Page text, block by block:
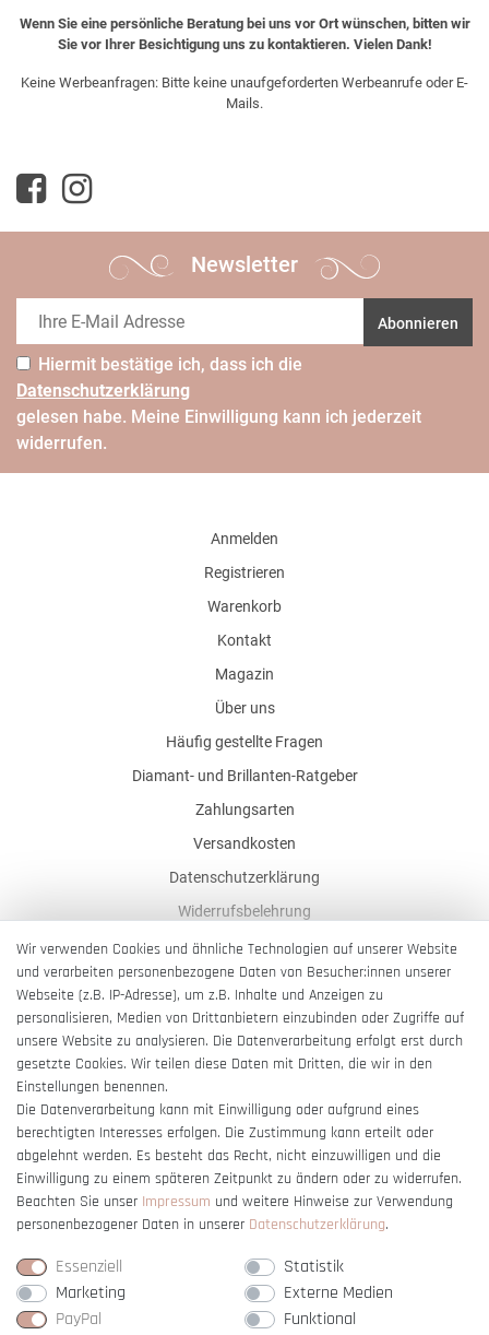
Wenn Sie eine persönliche Beratung bei uns vor Ort wünschen, bitten wir
Sie vor Ihrer Besichtigung uns zu kontaktieren. Vielen Dank!
Keine Werbeanfragen: Bitte keine unaufgeforderten Werbeanrufe oder E-
Mails.
Newsletter
Abonnieren
Hiermit bestätige ich, dass ich die
Daten­schutz­erklärung
gelesen habe. Meine Einwilligung kann ich jederzeit
widerrufen.
Anmelden
Registrieren
Warenkorb
Kontakt
Magazin
Über uns
Häufig gestellte Fragen
Diamant- und Brillanten-Ratgeber
Zahlungsarten
Versandkosten
Datenschutzerklärung
Widerrufsbelehrung
AGB
Impressum
Barrierefreiheitserklärung
Vertrag widerrufen
Wir verwenden Cookies und ähnliche Technologien auf unserer Website
und verarbeiten personenbezogene Daten von Besucher:innen unserer
Webseite (z.B. IP-Adresse), um z.B. Inhalte und Anzeigen zu
personalisieren, Medien von Drittanbietern einzubinden oder Zugriffe auf
unsere Website zu analysieren. Die Datenverarbeitung erfolgt erst durch
gesetzte Cookies. Wir teilen diese Daten mit Dritten, die wir in den
Einstellungen benennen.
Die Datenverarbeitung kann mit Einwilligung oder aufgrund eines
berechtigten Interesses erfolgen. Die Zustimmung kann erteilt oder
abgelehnt werden. Es besteht das Recht, nicht einzuwilligen und die
Einwilligung zu einem späteren Zeitpunkt zu ändern oder zu widerrufen.
Beachten Sie unser Impressum und weitere Hinweise zur Verwendung
personenbezogener Daten in unserer Daten­schutz­erklärung.
Essenziell
Statistik
Marketing
Externe Medien
PayPal
Funktional